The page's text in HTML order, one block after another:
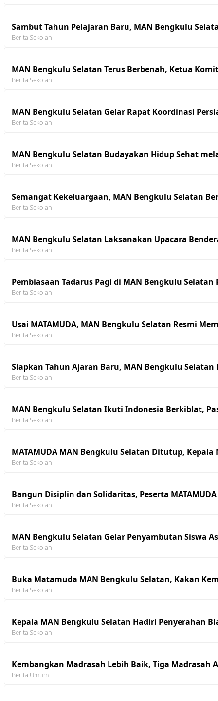
Sambut Tahun Pelajaran Baru, MAN Bengkulu
Berita Sekolah
MAN Bengkulu Selatan Terus Berbenah, Ketua
Berita Sekolah
MAN Bengkulu Selatan Gelar Rapat Koordinasi
Berita Sekolah
MAN Bengkulu Selatan Budayakan Hidup Sehat
Berita Sekolah
Semangat Kekeluargaan, MAN Bengkulu Selatan
Berita Sekolah
MAN Bengkulu Selatan Laksanakan Upacara
Berita Sekolah
Pembiasaan Tadarus Pagi di MAN Bengkulu
Berita Sekolah
Usai MATAMUDA, MAN Bengkulu Selatan Resmi
Berita Sekolah
Siapkan Tahun Ajaran Baru, MAN Bengkulu
Berita Sekolah
MAN Bengkulu Selatan Ikuti Indonesia Berkiblat,
Berita Sekolah
MATAMUDA MAN Bengkulu Selatan Ditutup,
Berita Sekolah
Bangun Disiplin dan Solidaritas, Peserta
Berita Sekolah
MAN Bengkulu Selatan Gelar Penyambutan Siswa
Berita Sekolah
Buka Matamuda MAN Bengkulu Selatan, Kakan
Berita Sekolah
Kepala MAN Bengkulu Selatan Hadiri Penyerahan
Berita Sekolah
Kembangkan Madrasah Lebih Baik, Tiga Madrasah
Berita Umum